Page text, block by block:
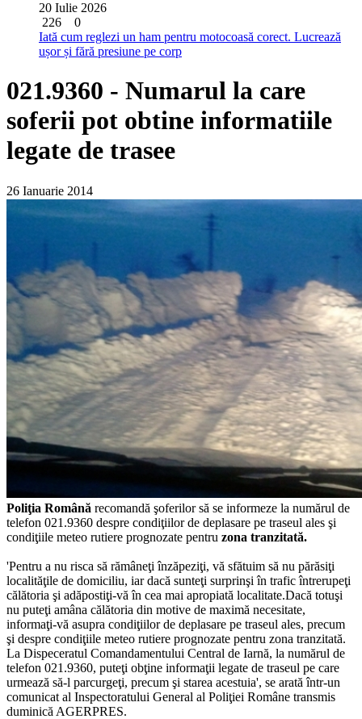
20 Iulie 2026
226
0
Iată cum reglezi un ham pentru motocoasă corect. Lucrează
ușor și fără presiune pe corp
021.9360 - Numarul la care
soferii pot obtine informatiile
legate de trasee
26 Ianuarie 2014
Poliţia Română recomandă şoferilor să se informeze la numărul de
telefon 021.9360 despre condiţiilor de deplasare pe traseul ales şi
condiţiile meteo rutiere prognozate pentru zona tranzitată.
'Pentru a nu risca să rămâneţi înzăpeziţi, vă sfătuim să nu părăsiţi
localităţile de domiciliu, iar dacă sunteţi surprinşi în trafic întrerupeţi
călătoria şi adăpostiţi-vă în cea mai apropiată localitate.Dacă totuşi
nu puteţi amâna călătoria din motive de maximă necesitate,
informaţi-vă asupra condiţiilor de deplasare pe traseul ales, precum
şi despre condiţiile meteo rutiere prognozate pentru zona tranzitată.
La Dispeceratul Comandamentului Central de Iarnă, la numărul de
telefon 021.9360, puteţi obţine informaţii legate de traseul pe care
urmează să-l parcurgeţi, precum şi starea acestuia', se arată într-un
comunicat al Inspectoratului General al Poliţiei Române transmis
duminică AGERPRES.